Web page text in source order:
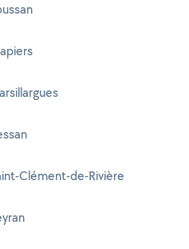
Clément-de-Rivière